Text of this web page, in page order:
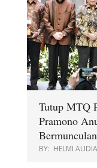
Tutup MTQ
Pramono
BY: HELMI AUDIA